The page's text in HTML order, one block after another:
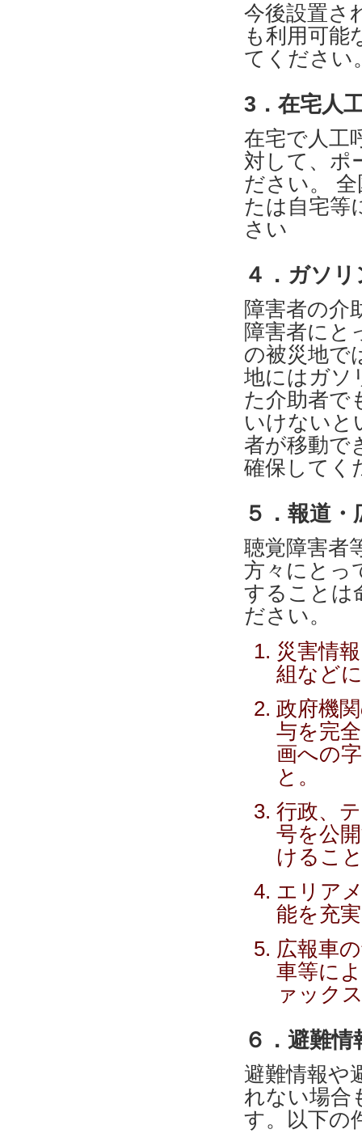
今後設置さ
も利用可能
てください
3．在宅人
在宅で人工
対して、ポ
ださい。
たは自宅等
さい
４．ガソ
障害者の介
障害者にと
の被災地で
地にはガソ
た介助者で
いけないと
者が移動で
確保してく
５．報道
聴覚障害者
方々にとっ
することは
ださい。
災害情
組など
政府機
与を完
画への
と。
行政、
号を公
けるこ
エリア
能を充
広報車
車等に
ァック
６．避難
避難情報や
れない場合
す。以下の